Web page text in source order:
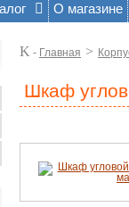
О магазине
K - Главная >
Шкаф